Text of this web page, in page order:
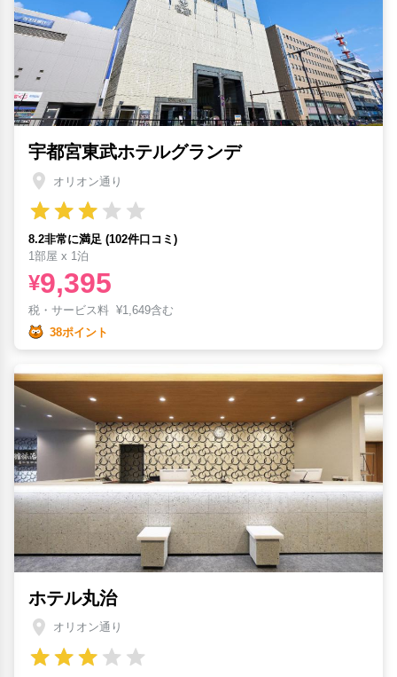
宇都宮東武ホテルグランデ
オリオン通り
8.2非常に満足 (102件口コミ)
1部屋 x 1泊
¥9,395
税・サービス料 ¥1,649含む
38ポイント
ホテル丸治
オリオン通り